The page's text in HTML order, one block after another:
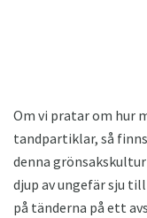
Om vi ​​pratar om hur
tandpartiklar, så
denna
djup av ungefär sju
på tänderna på ett